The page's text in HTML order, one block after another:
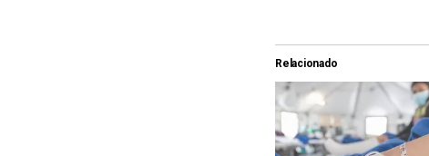
Relacionado